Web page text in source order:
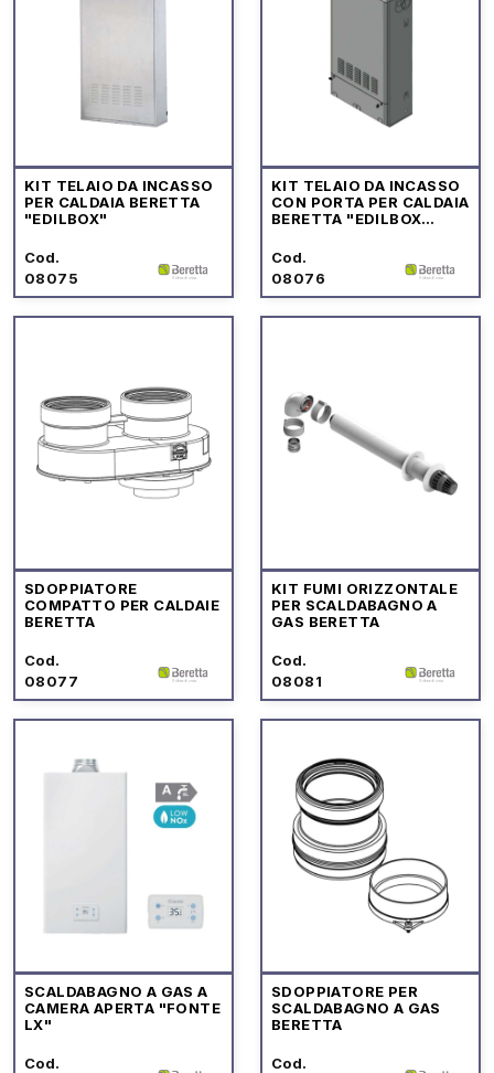
KIT TELAIO DA INCASSO
PER CALDAIA BERETTA
"EDILBOX"
Cod.
08075
KIT TELAIO DA INCASSO
CON PORTA PER CALDAIA
BERETTA "EDILBOX
Cod.
08076
SDOPPIATORE
COMPATTO PER CALDAIE
BERETTA
Cod.
08077
KIT FUMI ORIZZONTALE
PER SCALDABAGNO A
GAS BERETTA
Cod.
08081
SCALDABAGNO A GAS A
CAMERA APERTA "FONTE
LX"
Cod.
SDOPPIATORE PER
SCALDABAGNO A GAS
BERETTA
Cod.